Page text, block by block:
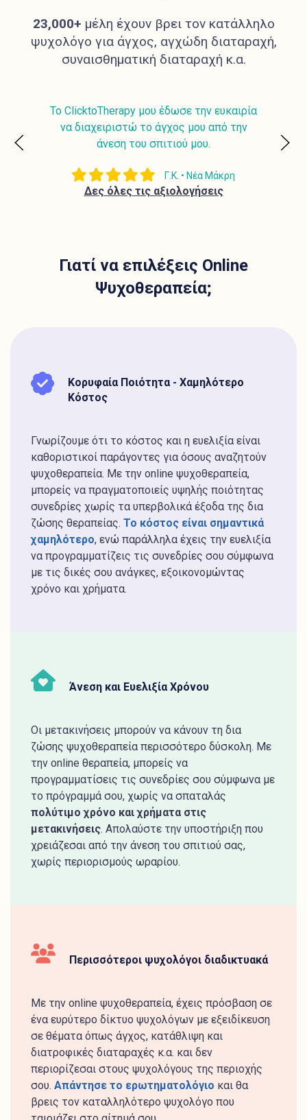
23,000+ μέλη έχουν βρει τον κατάλληλο
ψυχολόγο για άγχος, αγχώδη διαταραχή,
συναισθηματική διαταραχή κ.α.
Η online θεραπεία με βοήθησε να νιώσω πιο
ήρεμη και δυνατή. Αισθάνομαι ευγνωμοσύνη.
Δες όλες τις αξιολογήσεις
Γιατί να επιλέξεις Online
Ψυχοθεραπεία;
Κορυφαία Ποιότητα - Χαμηλότερο
Κόστος
Γνωρίζουμε ότι το κόστος και η ευελιξία είναι
καθοριστικοί παράγοντες για όσους αναζητούν
ψυχοθεραπεία. Με την online ψυχοθεραπεία,
μπορείς να πραγματοποιείς υψηλής ποιότητας
συνεδρίες χωρίς τα υπερβολικά έξοδα της δια
ζώσης θεραπείας. Το κόστος είναι σημαντικά
χαμηλότερο, ενώ παράλληλα έχεις την ευελιξία
να προγραμματίζεις τις συνεδρίες σου σύμφωνα
με τις δικές σου ανάγκες, εξοικονομώντας
χρόνο και χρήματα.
Άνεση και Ευελιξία Χρόνου
Οι μετακινήσεις μπορούν να κάνουν τη δια
ζώσης ψυχοθεραπεία περισσότερο δύσκολη. Με
την online θεραπεία, μπορείς να
προγραμματίσεις τις συνεδρίες σου σύμφωνα με
το πρόγραμμά σου, χωρίς να σπαταλάς
πολύτιμο χρόνο και χρήματα στις
μετακινήσεις. Απολαύστε την υποστήριξη που
χρειάζεσαι από την άνεση του σπιτιού σας,
χωρίς περιορισμούς ωραρίου.
Περισσότεροι ψυχολόγοι διαδικτυακά
Με την online ψυχοθεραπεία, έχεις πρόσβαση σε
ένα ευρύτερο δίκτυο ψυχολόγων με εξειδίκευση
σε θέματα όπως άγχος, κατάθλιψη και
διατροφικές διαταραχές κ.α. και δεν
περιορίζεσαι στους ψυχολόγους της περιοχής
σου. Απάντησε το ερωτηματολόγιο και θα
βρεις τον καταλληλότερο ψυχολόγο που